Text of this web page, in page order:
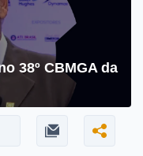
38º CBMGA da